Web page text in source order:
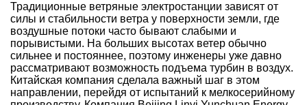
Традиционные ветряные электростанции зависят от
силы и стабильности ветра у поверхности земли, где
воздушные потоки часто бывают слабыми и
порывистыми. На больших высотах ветер обычно
сильнее и постояннее, поэтому инженеры уже давно
рассматривают возможность подъема турбин в воздух.
Китайская компания сделала важный шаг в этом
направлении, перейдя от испытаний к мелкосерийному